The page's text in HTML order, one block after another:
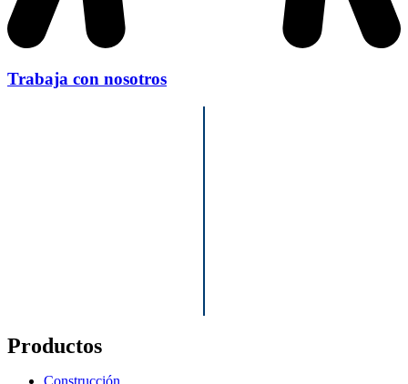
Trabaja con nosotros
Productos
Construcción